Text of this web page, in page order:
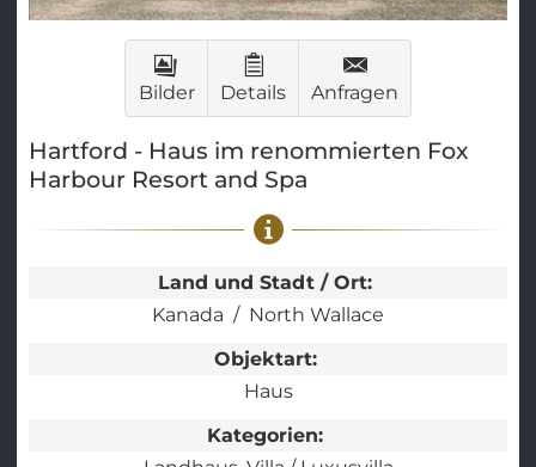
Bilder Details Anfragen
Hartford - Haus im renommierten Fox
Harbour Resort and Spa
Land und Stadt / Ort:
Kanada
North Wallace
Objektart:
Haus
Kategorien: